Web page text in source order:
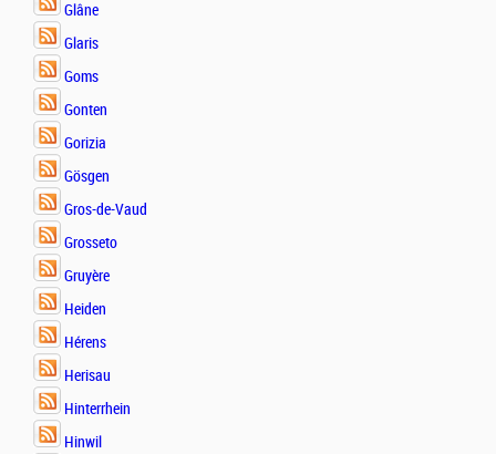
Glâne
Glaris
Goms
Gonten
Gorizia
Gösgen
Gros-de-Vaud
Grosseto
Gruyère
Heiden
Hérens
Herisau
Hinterrhein
Hinwil